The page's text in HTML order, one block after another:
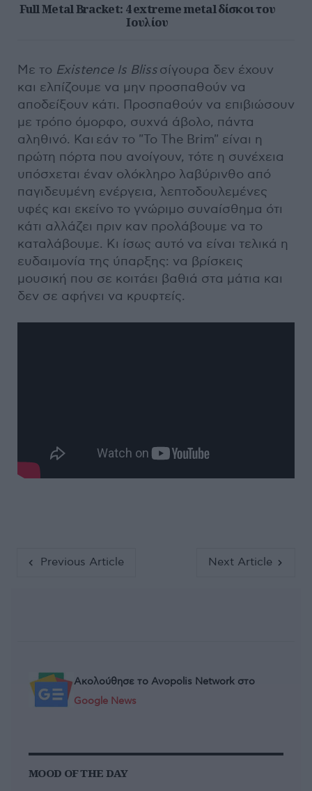
Full Metal Bracket: 4 extreme metal δίσκοι του
Ιουλίου
Με το Existence Is Blissσίγουρα δεν έχουν
και ελπίζουμε να μην προσπαθούν να
αποδείξουν κάτι. Προσπαθούν να επιβιώσουν
με τρόπο όμορφο, συχνά άβολο, πάντα
αληθινό. Και εάν το "To The Brim" είναι η
πρώτη πόρτα που ανοίγουν, τότε η συνέχεια
υπόσχεται έναν ολόκληρο λαβύρινθο από
παγιδευμένη ενέργεια, λεπτοδουλεμένες
υφές και εκείνο το γνώριμο συναίσθημα ότι
κάτι αλλάζει πριν καν προλάβουμε να το
καταλάβουμε. Κι ίσως αυτό να είναι τελικά η
ευδαιμονία της ύπαρξης: να βρίσκεις
μουσική που σε κοιτάει βαθιά στα μάτια και
δεν σε αφήνει να κρυφτείς.
Previous Article Next Article
Ακολούθησε το Avopolis Network στο
Google News
MOOD OF THE DAY